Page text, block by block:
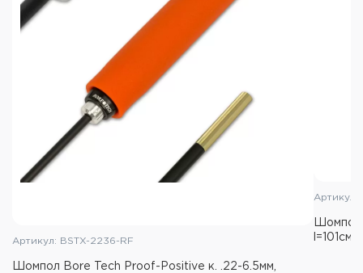
8.8х51 (.358)
Комплектация:
Латунный вишер-игла 30J
Адаптер LGBA «мама-мама» 12/28-8/32
Артикул: BSTX-2236-RF
Шомпол Bore Tech Proof-Positive к. .22-6.5мм,
Шомпол
l=101см